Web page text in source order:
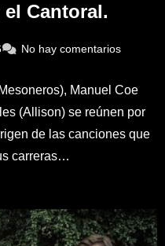
Cantoral.
No hay comentarios
Manuel Coe
(Allison) se reúnen por
de las canciones que
carreras…